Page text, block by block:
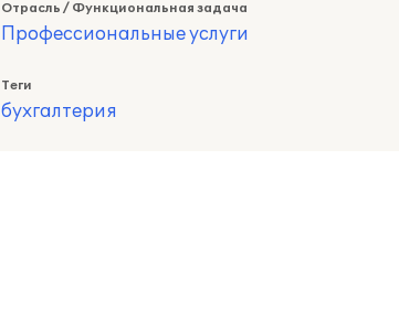
Отрасль / Функциональная задача
Профессиональные услуги
Теги
бухгалтерия